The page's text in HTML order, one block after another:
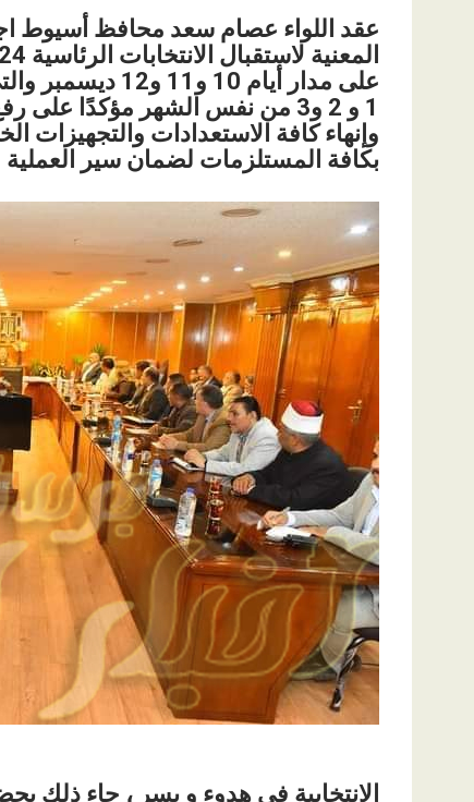
عقد اللواء عصام سعد محافظ أسيوط
على مدار أيام
1 و 2 و3 من نفس الشهر مؤكدًا
وإنهاء كافة الاستعدادات والتجهيزات
بكافة المستلزمات لضمان سير العملية
الانتخابية في هدوء و يسر ، جاء ذلك